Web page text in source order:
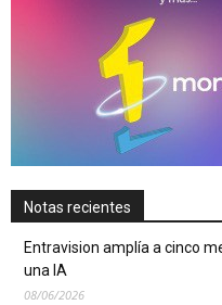
Notas recientes
Entravision amplía a cinco
una IA
08/06/2026